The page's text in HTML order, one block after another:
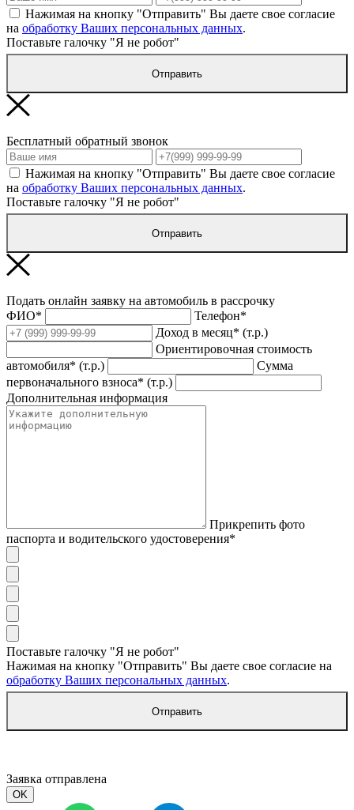
Нажимая на кнопку "Отправить" Вы даете свое согласие
на обработку Ваших персональных данных.
Поставьте галочку "Я не робот"
Отправить
Бесплатный обратный звонок
Нажимая на кнопку "Отправить" Вы даете свое согласие
на обработку Ваших персональных данных.
Поставьте галочку "Я не робот"
Отправить
Подать онлайн заявку на автомобиль в рассрочку
ФИО*
Телефон*
Доход в месяц* (т.р.)
Ориентировочная стоимость
автомобиля* (т.р.)
Сумма
первоначального взноса* (т.р.)
Дополнительная информация
Прикрепить фото
паспорта и водительского удостоверения*
Поставьте галочку "Я не робот"
Нажимая на кнопку "Отправить" Вы даете свое согласие на
обработку Ваших персональных данных.
Отправить
Заявка отправлена
OK